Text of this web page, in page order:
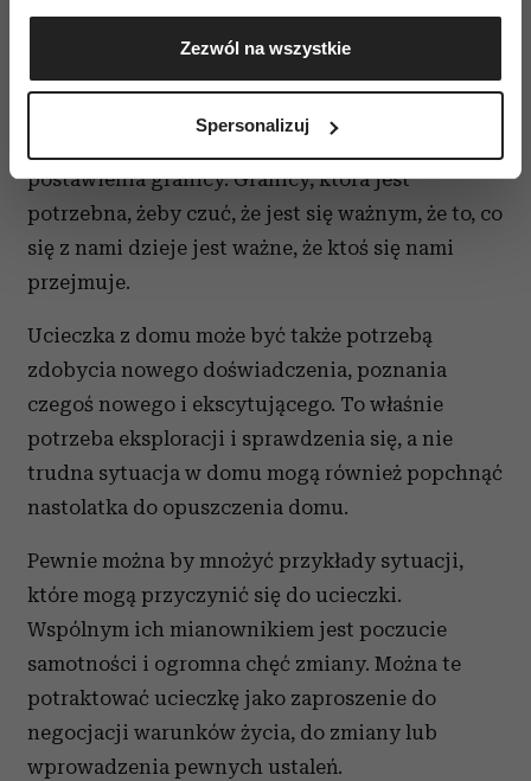
Gromadzić dane dotyczące Twojej lokalizacji
geograficznej z dokładnością nawet do kilku metrów
Identyfikować Twoje urządzenie, aktywnie
(fingerprinting, czyli wirtualny odcisk palca)
sekcji szczegółów . W Deklaracji plików cookie możesz
zmienić lub wycofać swoją zgodę w dowolnej chwili.
i reklam, aby oferować funkcje społecznościowe i
analizować ruch w naszej witrynie. Informacje o tym, jak
korzystasz z naszej witryny, udostępniamy partnerom
społecznościowym, reklamowym i analitycznym.
Partnerzy mogą połączyć te informacje z innymi danymi
otrzymanymi od Ciebie lub uzyskanymi podczas
korzystania z ich usług.
Zezwól na wszystkie
Spersonalizuj
postawa przyzwalająca, niestawiająca żadnych
granic może skłonić nastolatka do ucieczki.
postawienia granicy. Granicy, która jest
potrzebna, żeby czuć, że jest się ważnym, że to, co
się z nami dzieje jest ważne, że ktoś się nami
przejmuje.
Ucieczka z domu może być także potrzebą
zdobycia nowego doświadczenia, poznania
czegoś nowego i ekscytującego. To właśnie
potrzeba eksploracji i sprawdzenia się, a nie
trudna sytuacja w domu mogą również popchnąć
nastolatka do opuszczenia domu.
Pewnie można by mnożyć przykłady sytuacji,
które mogą przyczynić się do ucieczki.
Wspólnym ich mianownikiem jest poczucie
samotności i ogromna chęć zmiany. Można te
potraktować ucieczkę jako zaproszenie do
negocjacji warunków życia, do zmiany lub
wprowadzenia pewnych ustaleń.